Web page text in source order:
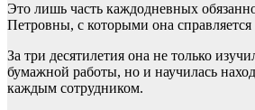
Это лишь часть каждодневных
Петровны, с которыми она справляется
За три десятилетия она не только
бумажной работы, но и научилась
каждым сотрудником.